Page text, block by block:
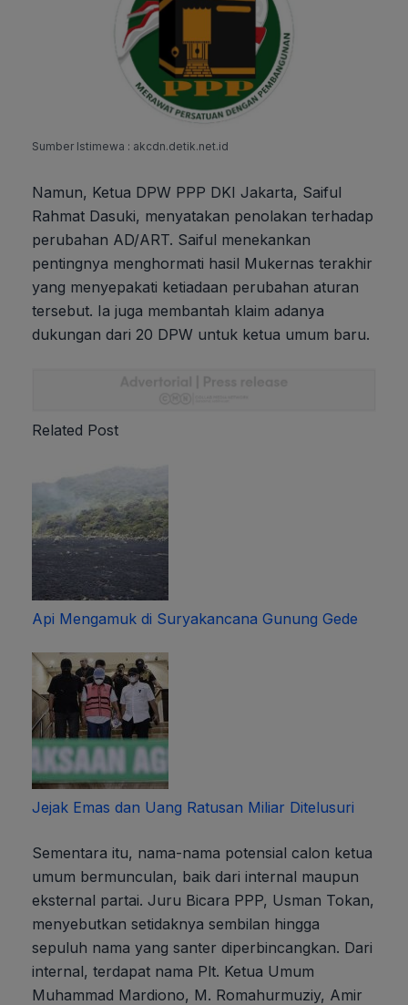
Sumber Istimewa : akcdn.detik.net.id
Namun, Ketua DPW PPP DKI Jakarta, Saiful
Rahmat Dasuki, menyatakan penolakan terhadap
perubahan AD/ART. Saiful menekankan
pentingnya menghormati hasil Mukernas terakhir
yang menyepakati ketiadaan perubahan aturan
tersebut. Ia juga membantah klaim adanya
dukungan dari 20 DPW untuk ketua umum baru.
Related Post
Api Mengamuk di Suryakancana Gunung Gede
Jejak Emas dan Uang Ratusan Miliar Ditelusuri
Sementara itu, nama-nama potensial calon ketua
umum bermunculan, baik dari internal maupun
eksternal partai. Juru Bicara PPP, Usman Tokan,
menyebutkan setidaknya sembilan hingga
sepuluh nama yang santer diperbincangkan. Dari
internal, terdapat nama Plt. Ketua Umum
Muhammad Mardiono, M. Romahurmuziy, Amir